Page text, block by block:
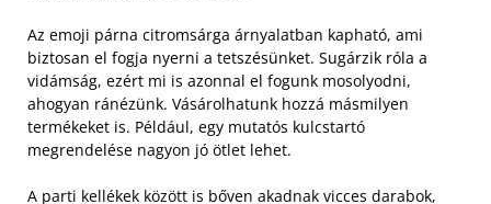
Az emoji párna citromsárga árnyalatban kapható, ami
biztosan el fogja nyerni a tetszésünket. Sugárzik róla a
vidámság, ezért mi is azonnal el fogunk mosolyodni,
ahogyan ránézünk. Vásárolhatunk hozzá másmilyen
termékeket is. Például, egy mutatós kulcstartó
megrendelése nagyon jó ötlet lehet.
A parti kellékek között is bőven akadnak vicces darabok,